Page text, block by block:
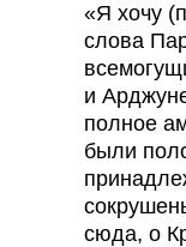
«Я хочу
слова
и
полное
были
сюда, о